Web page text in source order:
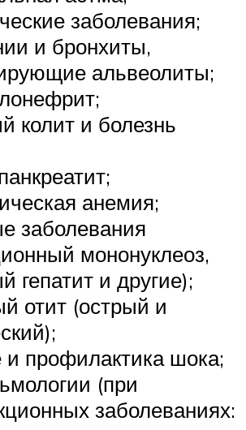
заболевания;
и бронхиты,
альвеолиты;
колит и болезнь
анемия;
заболевания
мононуклеоз,
гепатит и другие);
отит (острый и
и профилактика шока;
(при
заболеваниях: